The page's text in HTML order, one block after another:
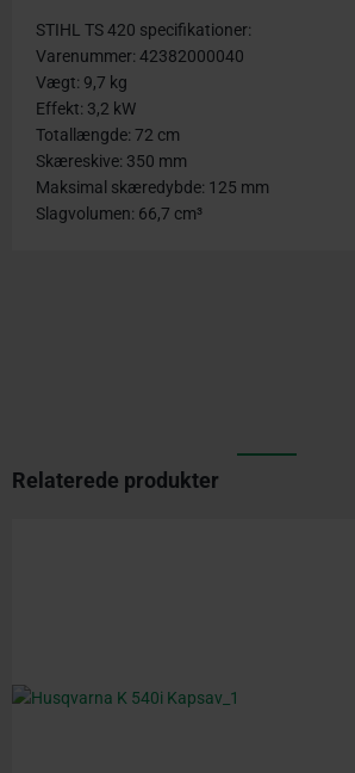
STIHL TS 420 specifikationer:
Varenummer: 42382000040
Vægt: 9,7 kg
Effekt: 3,2 kW
Totallængde: 72 cm
Skæreskive: 350 mm
Maksimal skæredybde: 125 mm
Slagvolumen: 66,7 cm³
Relaterede produkter